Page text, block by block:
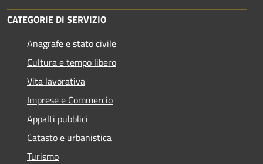
CATEGORIE DI SERVIZIO
Anagrafe e stato civile
Cultura e tempo libero
Vita lavorativa
Imprese e Commercio
Appalti pubblici
Catasto e urbanistica
Turismo